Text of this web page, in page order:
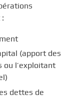
(apport des
ou l’exploitant
dettes de